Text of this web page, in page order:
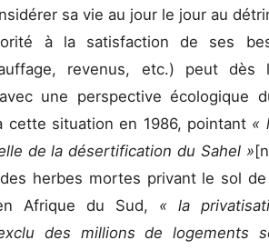
sa vie au jour le jour au
à la satisfaction de ses
revenus, etc.) peut
une perspective écologique
cette situation en 1986, pointant «
de la désertification du Sahel »
herbes mortes privant le sol
Afrique du Sud, « la
des millions de logements